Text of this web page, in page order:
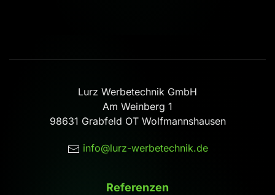
Lurz Werbetechnik GmbH
Am Weinberg 1
98631 Grabfeld OT Wolfmannshausen
info@lurz-werbetechnik.de
Referenzen